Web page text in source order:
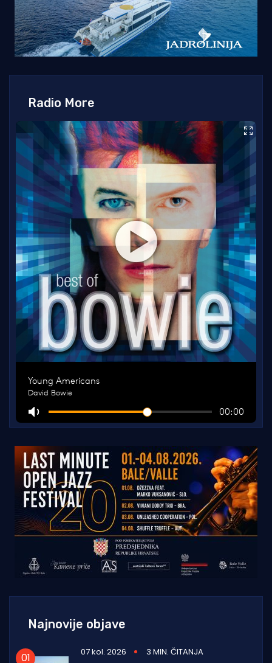
Radio More
Najnovije objave
07 kol. 2026
3 MIN. ČITANJA